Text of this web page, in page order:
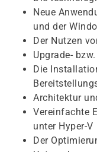
Neue
und der
Der Nutzen
Upgrade-
Die
Architektur
Vereinfachte
unter Hyper-V
Der